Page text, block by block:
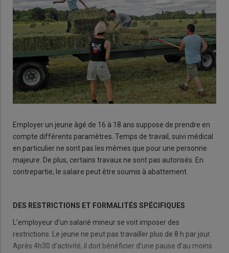
Employer un jeune âgé de 16 à 18 ans suppose de prendre en
compte différents paramètres. Temps de travail, suivi médical
en particulier ne sont pas les mêmes que pour une personne
majeure. De plus, certains travaux ne sont pas autorisés. En
contrepartie, le salaire peut être soumis à abattement.
DES RESTRICTIONS ET FORMALITÉS SPÉCIFIQUES
L’employeur d’un salarié mineur se voit imposer des
restrictions. Le jeune ne peut pas travailler plus de 8 h par jour.
Après 4h30 d’activité, il doit bénéficier d’une pause d’au moins